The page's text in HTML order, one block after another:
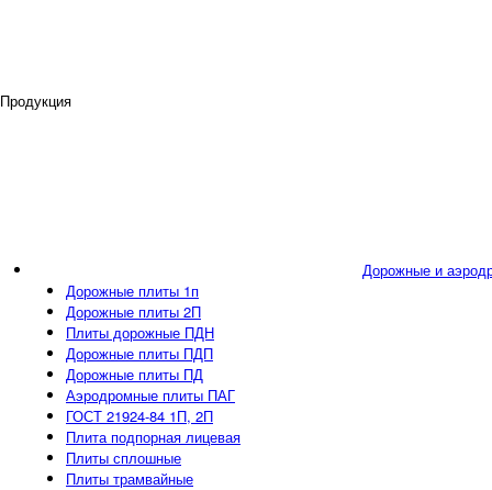
Продукция
Дорожные и
Дорожные плиты 1п
Дорожные плиты 2П
Плиты дорожные ПДН
Дорожные плиты ПДП
Дорожные плиты ПД
Аэродромные плиты ПАГ
ГОСТ 21924-84 1П, 2П
Плита подпорная лицевая
Плиты сплошные
Плиты трамвайные